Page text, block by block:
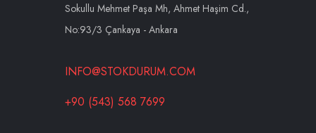
Sokullu Mehmet Paşa Mh, Ahmet Haşim Cd.,
No:93/3 Çankaya - Ankara
INFO@STOKDURUM.COM
+90 (543) 568 7699